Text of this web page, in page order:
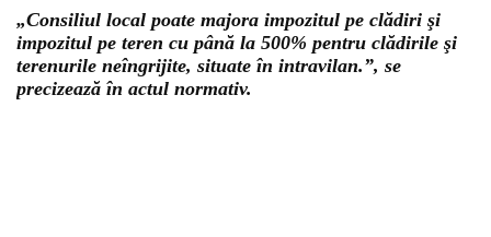
„Consiliul local poate majora impozitul pe clădiri şi
impozitul pe teren cu până la 500% pentru clădirile şi
terenurile neîngrijite, situate în intravilan.”, se
precizează în actul normativ.